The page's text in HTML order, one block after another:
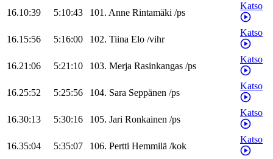
16.10:39 5:10:43 101. Anne Rintamäki /ps
Katso
16.15:56 5:16:00 102. Tiina Elo /vihr
Katso
16.21:06 5:21:10 103. Merja Rasinkangas /ps
Katso
16.25:52 5:25:56 104. Sara Seppänen /ps
Katso
16.30:13 5:30:16 105. Jari Ronkainen /ps
Katso
16.35:04 5:35:07 106. Pertti Hemmilä /kok
Katso